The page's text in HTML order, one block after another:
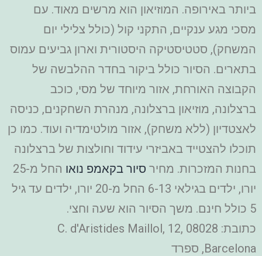
ביותר באירופה. המוזיאון הוא מרשים מאוד. עם
מסכי מגע ענקיים, התקני קול (כולל צלילי יום
המשחק), סטטיסטיקה היסטורית וארון גביעים עמוס
בתארים. הסיור כולל ביקור בחדר ההלבשה של
הקבוצה האורחת, אזור מיוחד של מסי, כוכב
ברצלונה, מוזיאון ברצלונה, מנהרת השחקנים, כניסה
לאצטדיון (ללא משחק), אזור מולטימדיה ועוד. כמו כן
תוכלו להצטייד באביזרי עידוד וחולצות של ברצלונה
בחנות המזכרות. מחיר סיור בקאמפ נואו
החל מ-25
יורו, ילדים בגילאי 6-13 החל מ-20 יורו, ילדים עד גיל
5 כולל חינם. משך הסיור הוא שעה וחצי.
כתובת: C. d'Aristides Maillol, 12, 08028
Barcelona, ספרד